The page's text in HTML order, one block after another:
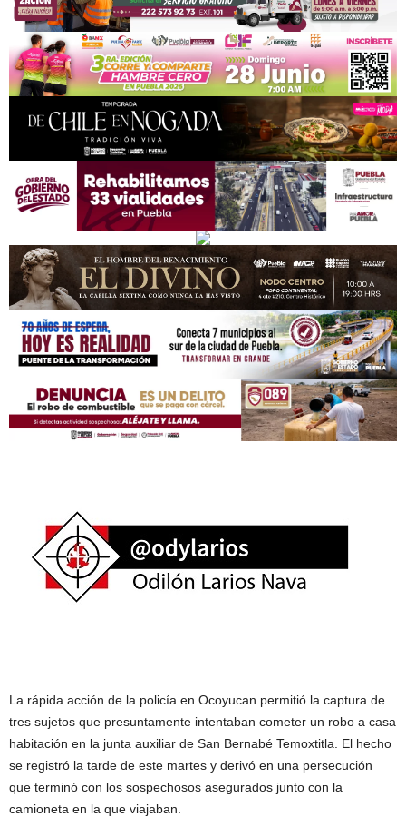
La rápida acción de la policía en Ocoyucan permitió la captura de
tres sujetos que presuntamente intentaban cometer un robo a casa
habitación en la junta auxiliar de San Bernabé Temoxtitla. El hecho
se registró la tarde de este martes y derivó en una persecución
que terminó con los sospechosos asegurados junto con la
camioneta en la que viajaban.